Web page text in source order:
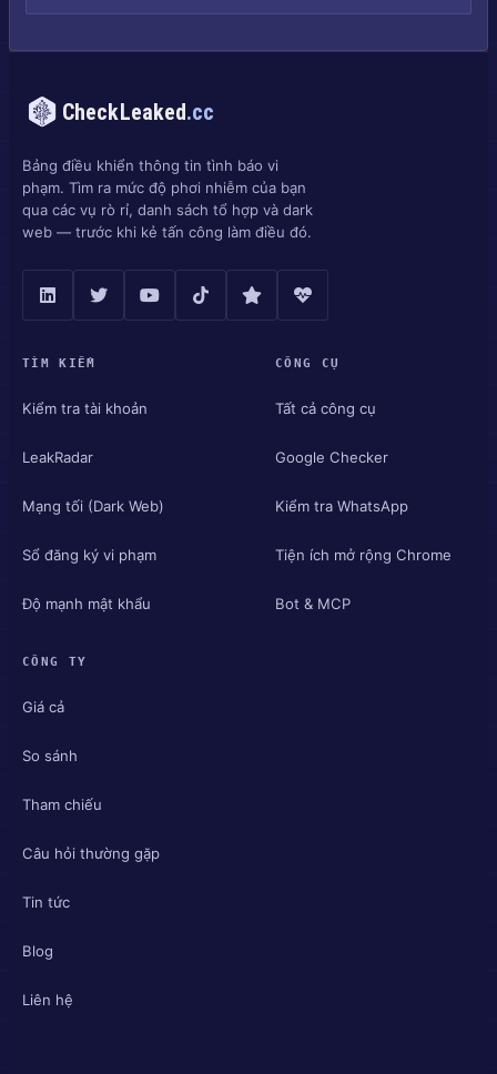
CheckLeaked.cc
Bảng điều khiển thông tin tình báo vi
phạm. Tìm ra mức độ phơi nhiễm của bạn
qua các vụ rò rỉ, danh sách tổ hợp và dark
web — trước khi kẻ tấn công làm điều đó.
TÌM KIẾM
Kiểm tra tài khoản
LeakRadar
Mạng tối (Dark Web)
Sổ đăng ký vi phạm
Độ mạnh mật khẩu
CÔNG CỤ
Tất cả công cụ
Google Checker
Kiểm tra WhatsApp
Tiện ích mở rộng Chrome
Bot & MCP
CÔNG TY
Giá cả
So sánh
Tham chiếu
Câu hỏi thường gặp
Tin tức
Blog
Liên hệ